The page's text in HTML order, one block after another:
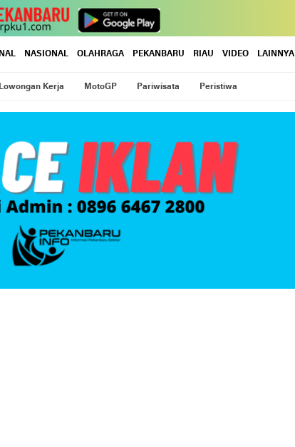
NASIONAL OLAHRAGA PEKANBARU RIAU VIDEO LAINNYA
Lowongan Kerja MotoGP Pariwisata Peristiwa